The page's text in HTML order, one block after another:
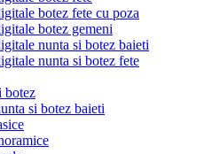
botez fete cu poza
botez gemeni
nunta si botez baieti
nunta si botez fete
botez
si botez baieti